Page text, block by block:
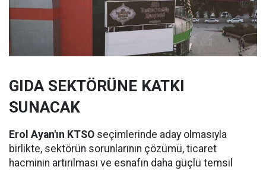
GIDA SEKTÖRÜNE KATKI
SUNACAK
Erol Ayan'ın KTSO seçimlerinde aday olmasıyla
birlikte, sektörün sorunlarının çözümü, ticaret
hacminin artırılması ve esnafın daha güçlü temsil